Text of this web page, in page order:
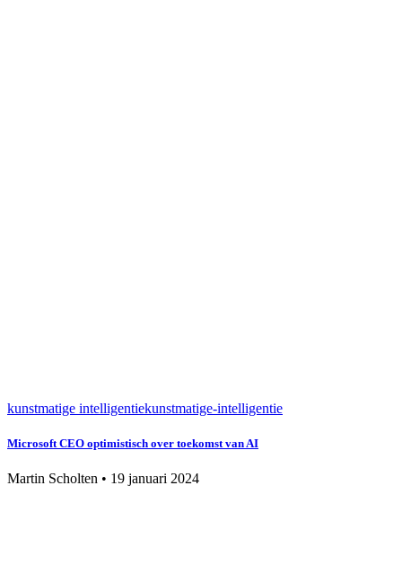
kunstmatige intelligentiekunstmatige-intelligentie
Microsoft CEO optimistisch over toekomst van AI
Martin Scholten • 19 januari 2024